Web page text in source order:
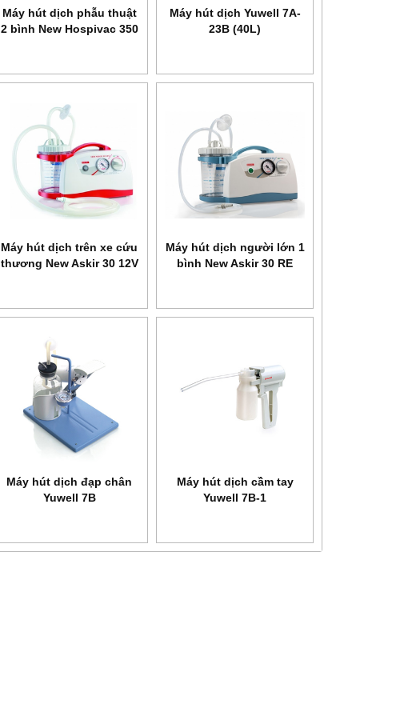
Máy hút dịch phẫu thuật
2 bình New Hospivac 350
Máy hút dịch Yuwell 7A-
23B (40L)
Máy hút dịch trên xe cứu
thương New Askir 30 12V
Máy hút dịch người lớn 1
bình New Askir 30 RE
Máy hút dịch đạp chân
Yuwell 7B
Máy hút dịch cầm tay
Yuwell 7B-1